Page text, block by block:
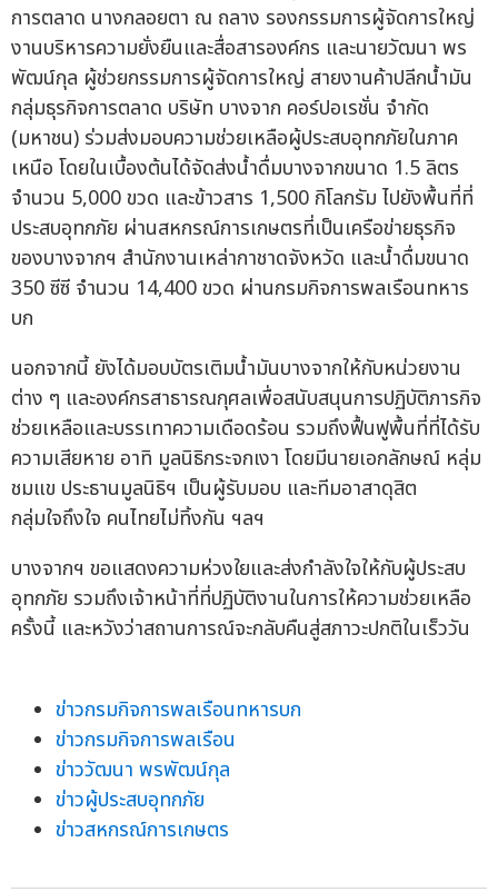
การตลาด นางกลอยตา ณ ถลาง รองกรรมการผู้จัดการใหญ่
งานบริหารความยั่งยืนและสื่อสารองค์กร และนายวัฒนา พร
พัฒน์กุล ผู้ช่วยกรรมการผู้จัดการใหญ่ สายงานค้าปลีกน้ำมัน
กลุ่มธุรกิจการตลาด บริษัท บางจาก คอร์ปอเรชั่น จำกัด
(มหาชน) ร่วมส่งมอบความช่วยเหลือผู้ประสบอุทกภัยในภาค
เหนือ โดยในเบื้องต้นได้จัดส่งน้ำดื่มบางจากขนาด 1.5 ลิตร
จำนวน 5,000 ขวด และข้าวสาร 1,500 กิโลกรัม ไปยังพื้นที่ที่
ประสบอุทกภัย ผ่านสหกรณ์การเกษตรที่เป็นเครือข่ายธุรกิจ
ของบางจากฯ สำนักงานเหล่ากาชาดจังหวัด และน้ำดื่มขนาด
350 ซีซี จำนวน 14,400 ขวด ผ่านกรมกิจการพลเรือนทหาร
บก
นอกจากนี้ ยังได้มอบบัตรเติมน้ำมันบางจากให้กับหน่วยงาน
ต่าง ๆ และองค์กรสาธารณกุศลเพื่อสนับสนุนการปฏิบัติภารกิจ
ช่วยเหลือและบรรเทาความเดือดร้อน รวมถึงฟื้นฟูพื้นที่ที่ได้รับ
ความเสียหาย อาทิ มูลนิธิกระจกเงา โดยมีนายเอกลักษณ์ หลุ่ม
ชมแข ประธานมูลนิธิฯ เป็นผู้รับมอบ และทีมอาสาดุสิต
กลุ่มใจถึงใจ คนไทยไม่ทิ้งกัน ฯลฯ
บางจากฯ ขอแสดงความห่วงใยและส่งกำลังใจให้กับผู้ประสบ
อุทกภัย รวมถึงเจ้าหน้าที่ที่ปฏิบัติงานในการให้ความช่วยเหลือ
ครั้งนี้ และหวังว่าสถานการณ์จะกลับคืนสู่สภาวะปกติในเร็ววัน
ข่าวกรมกิจการพลเรือนทหารบก
ข่าวกรมกิจการพลเรือน
ข่าววัฒนา พรพัฒน์กุล
ข่าวผู้ประสบอุทกภัย
ข่าวสหกรณ์การเกษตร